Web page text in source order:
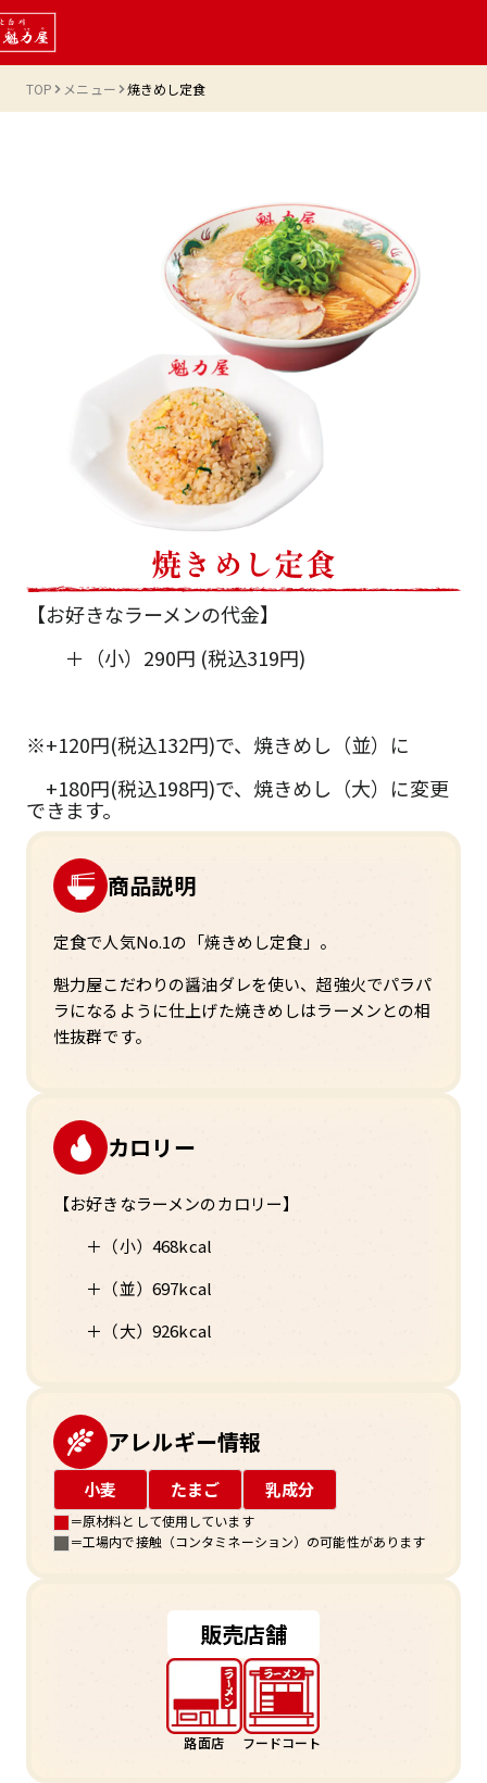
TOP メニュー 焼きめし定食
焼きめし定食
【お好きなラーメンの代金】
＋（小）290円 (税込319円)
※+120円(税込132円)で、焼きめし（並）に
+180円(税込198円)で、焼きめし（大）に変更
できます。
商品説明
定食で人気No.1の「焼きめし定食」。
魁力屋こだわりの醤油ダレを使い、超強火でパラパ
ラになるように仕上げた焼きめしはラーメンとの相
性抜群です。
カロリー
【お好きなラーメンのカロリー】
＋（小）468kcal
＋（並）697kcal
＋（大）926kcal
アレルギー情報
小麦 たまご 乳成分
＝原材料として使用しています
＝工場内で接触（コンタミネーション）の可能性があります
販売店舗
路面店 フードコート